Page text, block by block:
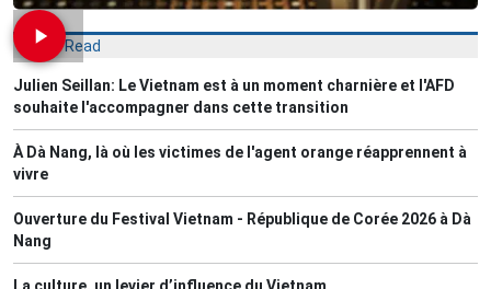
Most Read
Julien Seillan: Le Vietnam est à un moment charnière et l'AFD
souhaite l'accompagner dans cette transition
À Dà Nang, là où les victimes de l'agent orange réapprennent à
vivre
Ouverture du Festival Vietnam - République de Corée 2026 à Dà
Nang
La culture, un levier d’influence du Vietnam